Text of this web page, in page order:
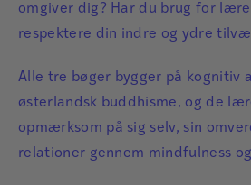
omgiver dig? Har du brug for
respektere din indre og ydre
Alle tre bøger bygger på kognitiv
østerlandsk buddhisme, og de
opmærksom på sig selv, sin
relationer gennem mindfulness